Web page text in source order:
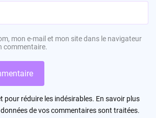
mon e-mail et mon site dans le navigateur
commentaire.
pour réduire les indésirables. En savoir plus
de vos commentaires sont traitées.